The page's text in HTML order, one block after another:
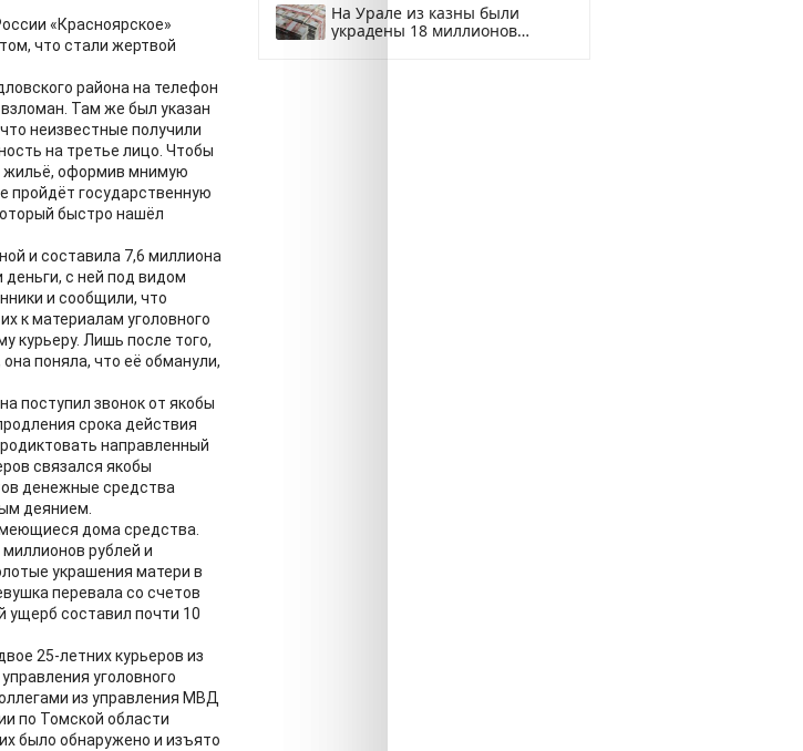
«Красноярское»
что стали жертвой
района на телефон
Там же был указан
неизвестные получили
на третье лицо. Чтобы
жильё, оформив мнимую
пройдёт государственную
быстро нашёл
и составила 7,6 миллиона
деньги, с ней под видом
и сообщили, что
к материалам уголовного
курьеру. Лишь после того,
поняла, что её обманули,
поступил звонок от якобы
срока действия
направленный
связался якобы
денежные средства
деянием.
дома средства.
рублей и
украшения матери в
перевала со счетов
ущерб составил почти 10
25-летних курьеров из
уголовного
из управления МВД
по Томской области
было обнаружено и изъято
На Урале из казны были
украдены 18 миллионов